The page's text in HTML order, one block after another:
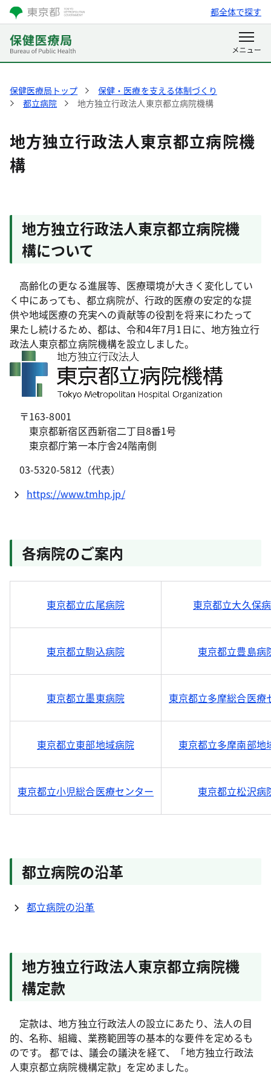
都全体で探す
保健医療局トップ
保健・医療を支える体制づくり
都立病院
地方独立行政法人東京都立病院機構
地方独立行政法人東京都立病院機
構
地方独立行政法人東京都立病院機
構について
高齢化の更なる進展等、医療環境が大きく変化してい
く中にあっても、都立病院が、行政的医療の安定的な提
供や地域医療の充実への貢献等の役割を将来にわたって
果たし続けるため、都は、令和4年7月1日に、地方独立行
政法人東京都立病院機構を設立しました。
〒163-8001
東京都新宿区西新宿二丁目8番1号
東京都庁第一本庁舎24階南側
03-5320-5812（代表）
https://www.tmhp.jp/
各病院のご案内
東京都立広尾病院 東京都立大久保
東京都立駒込病院 東京都立豊島病
東京都立墨東病院 東京都立多摩総合医療
東京都立東部地域病院 東京都立多摩南部地
東京都立小児総合医療センター 東京都立松沢病
都立病院の沿革
都立病院の沿革
地方独立行政法人東京都立病院機
構定款
定款は、地方独立行政法人の設立にあたり、法人の目
的、名称、組織、業務範囲等の基本的な要件を定めるも
のです。 都では、議会の議決を経て、「地方独立行政法
人東京都立病院機構定款」を定めました。